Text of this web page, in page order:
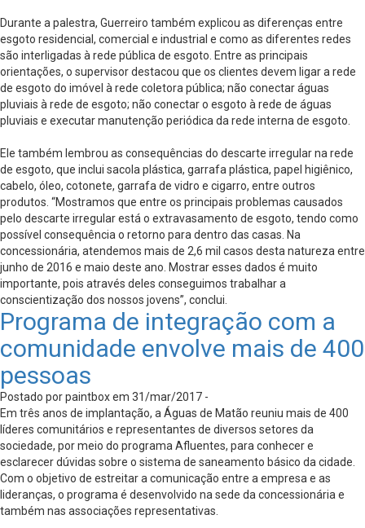
Durante a palestra, Guerreiro também explicou as diferenças entre
esgoto residencial, comercial e industrial e como as diferentes redes
são interligadas à rede pública de esgoto. Entre as principais
orientações, o supervisor destacou que os clientes devem ligar a rede
de esgoto do imóvel à rede coletora pública; não conectar águas
pluviais à rede de esgoto; não conectar o esgoto à rede de águas
pluviais e executar manutenção periódica da rede interna de esgoto.
Ele também lembrou as consequências do descarte irregular na rede
de esgoto, que inclui sacola plástica, garrafa plástica, papel higiênico,
cabelo, óleo, cotonete, garrafa de vidro e cigarro, entre outros
produtos. “Mostramos que entre os principais problemas causados
pelo descarte irregular está o extravasamento de esgoto, tendo como
possível consequência o retorno para dentro das casas. Na
concessionária, atendemos mais de 2,6 mil casos desta natureza entre
junho de 2016 e maio deste ano. Mostrar esses dados é muito
importante, pois através deles conseguimos trabalhar a
conscientização dos nossos jovens”, conclui.
Programa de integração com a
comunidade envolve mais de 400
pessoas
Postado por paintbox em 31/mar/2017 -
Em três anos de implantação, a Águas de Matão reuniu mais de 400
líderes comunitários e representantes de diversos setores da
sociedade, por meio do programa Afluentes, para conhecer e
esclarecer dúvidas sobre o sistema de saneamento básico da cidade.
Com o objetivo de estreitar a comunicação entre a empresa e as
lideranças, o programa é desenvolvido na sede da concessionária e
também nas associações representativas.